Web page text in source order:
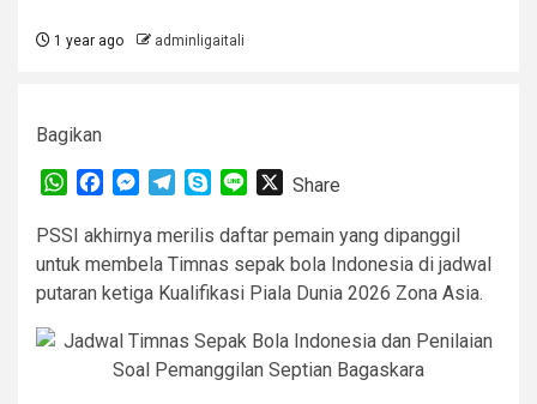
1 year ago adminligaitali
Bagikan
WhatsApp
FacebookMessenger
TelegramSkypeLine XShare
PSSI akhirnya merilis daftar pemain yang dipanggil
untuk membela Timnas sepak bola Indonesia di jadwal
putaran ketiga Kualifikasi Piala Dunia 2026 Zona Asia.